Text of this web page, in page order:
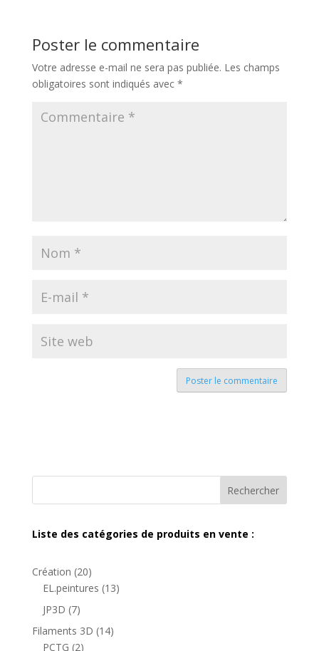
Poster le commentaire
Votre adresse e-mail ne sera pas publiée. Les champs
obligatoires sont indiqués avec *
Rechercher
Liste des catégories de produits en vente :
Création 2020
produits
EL.peintures 1313
JP3D 77
produits
Filaments 3D 1414
PCTG 22